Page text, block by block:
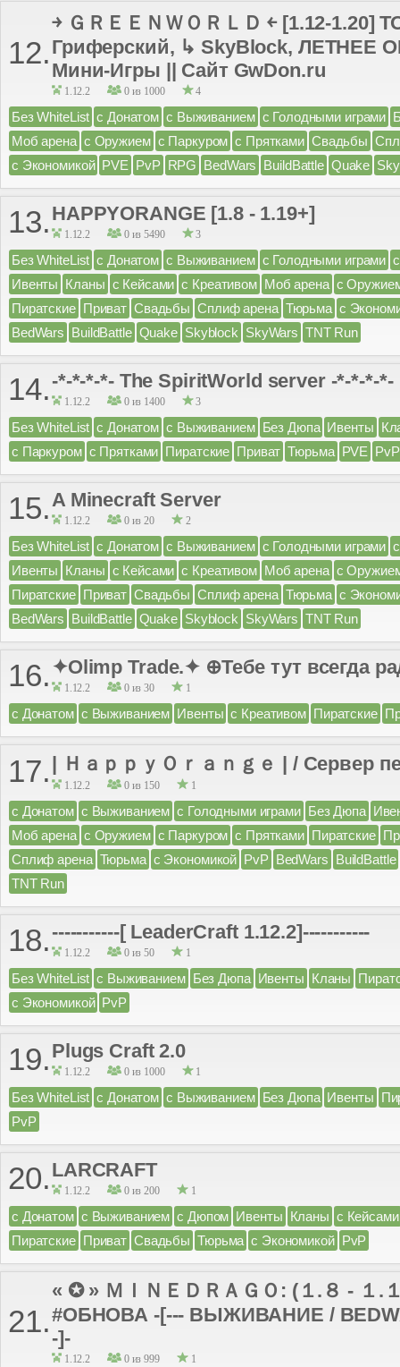
12.
￫ ＧＲＥＥＮＷＯＲＬＤ ￩ [1.12-
Гриферский, ↳ SkyBlock, ЛЕТНЕЕ
Мини-Игры || Сайт GwDon.ru
1.12.2 0 из 1000 4
Без WhiteList с Донатом с Выживанием с Голодными играми
Моб арена с Оружием с Паркуром с Прятками Свадьбы
с Экономикой PVE PvP RPG BedWars BuildBattle Quake
13. HAPPYORANGE [1.8 - 1.19+]
1.12.2 0 из 5490 3
Без WhiteList с Донатом с Выживанием с Голодными играми
Ивенты Кланы с Кейсами с Креативом Моб арена с
Пиратские Приват Свадьбы Сплиф арена Тюрьма с
BedWars BuildBattle Quake Skyblock SkyWars TNT Run
14. -*-*-*-*- The SpiritWorld server -*-*-*-*-
1.12.2 0 из 1400 3
Без WhiteList с Донатом с Выживанием Без Дюпа Ивенты
с Паркуром с Прятками Пиратские Приват Тюрьма PVE PvP
15.A Minecraft Server
1.12.2 0 из 20 2
Без WhiteList с Донатом с Выживанием с Голодными играми
Ивенты Кланы с Кейсами с Креативом Моб арена с
Пиратские Приват Свадьбы Сплиф арена Тюрьма с
BedWars BuildBattle Quake Skyblock SkyWars TNT Run
16. ✦Olimp Trade.✦ ⊕Тебе тут всегда
1.12.2 0 из 30 1
с Донатом с Выживанием Ивенты с Креативом Пиратские
17. | ＨａｐｐｙＯｒａｎｇｅ | / Сервер
1.12.2 0 из 150 1
с Донатом с Выживанием с Голодными играми Без Дюпа
Моб арена с Оружием с Паркуром с Прятками Пиратские
Сплиф арена Тюрьма с Экономикой PvP BedWars BuildBattle
TNT Run
18. -----------[ LeaderCraft 1.12.2]-----------
1.12.2 0 из 50 1
Без WhiteList с Выживанием Без Дюпа Ивенты Кланы
с Экономикой PvP
19. Plugs Craft 2.0
1.12.2 0 из 1000 1
Без WhiteList с Донатом с Выживанием Без Дюпа Ивенты
PvP
20. LARCRAFT
1.12.2 0 из 200 1
с Донатом с Выживанием с Дюпом Ивенты Кланы с Кейсами
Пиратские Приват Свадьбы Тюрьма с Экономикой PvP
21.
« ✪ » ＭＩＮＥＤＲＡＧＯ: (１.８ - １.
#ОБНОВА -[--- ВЫЖИВАНИЕ /
-]-
1.12.2 0 из 999 1